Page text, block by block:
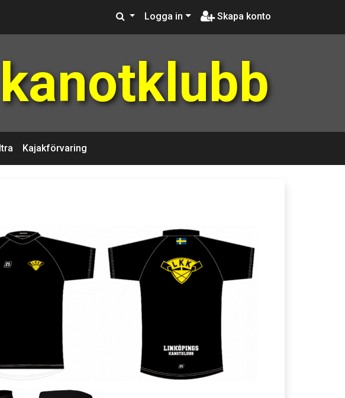
Logga in Skapa konto
Kajakförvaring